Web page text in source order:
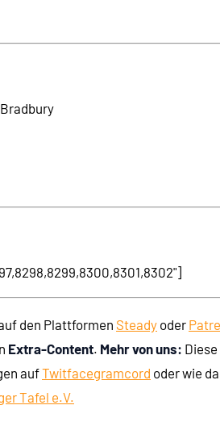
den Plattformen Steady oder
Extra-Content. Mehr von uns:
aufTwitfacegramcord oder wie
Tafel e.V.